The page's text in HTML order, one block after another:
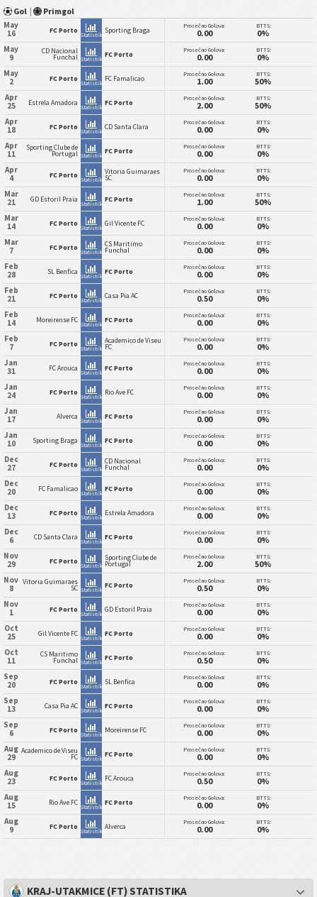
Gol | Primgol
May
16
FC Porto
Statistika
Sporting Braga Prosečno Golova:
0.00
BTTS:
0%
May
9
CD Nacional
Funchal Statistika
FC Porto Prosečno Golova:
0.00
BTTS:
0%
May
2
FC Porto
Statistika
FC Famalicao Prosečno Golova:
1.00
BTTS:
50%
Apr
25
Estrela Amadora
Statistika
FC Porto Prosečno Golova:
2.00
BTTS:
50%
Apr
18
FC Porto
Statistika
CD Santa Clara Prosečno Golova:
0.00
BTTS:
0%
Apr
11
Sporting Clube de
Portugal Statistika
FC Porto Prosečno Golova:
0.00
BTTS:
0%
Apr
4
FC Porto
Statistika
Vitoria Guimaraes
SC
Prosečno Golova:
0.00
BTTS:
0%
Mar
21
GD Estoril Praia
Statistika
FC Porto Prosečno Golova:
1.00
BTTS:
50%
Mar
14
FC Porto
Statistika
Gil Vicente FC Prosečno Golova:
0.00
BTTS:
0%
Mar
7
FC Porto
Statistika
CS Maritimo
Funchal
Prosečno Golova:
0.00
BTTS:
0%
Feb
28
SL Benfica
Statistika
FC Porto Prosečno Golova:
0.00
BTTS:
0%
Feb
21
FC Porto
Statistika
Casa Pia AC Prosečno Golova:
0.50
BTTS:
0%
Feb
14
Moreirense FC
Statistika
FC Porto Prosečno Golova:
0.00
BTTS:
0%
Feb
7
FC Porto
Statistika
Academico de Viseu
FC
Prosečno Golova:
0.00
BTTS:
0%
Jan
31
FC Arouca
Statistika
FC Porto Prosečno Golova:
0.00
BTTS:
0%
Jan
24
FC Porto
Statistika
Rio Ave FC Prosečno Golova:
0.00
BTTS:
0%
Jan
17
Alverca
Statistika
FC Porto Prosečno Golova:
0.00
BTTS:
0%
Jan
10
Sporting Braga
Statistika
FC Porto Prosečno Golova:
0.00
BTTS:
0%
Dec
27
FC Porto
Statistika
CD Nacional
Funchal
Prosečno Golova:
0.00
BTTS:
0%
Dec
20
FC Famalicao
Statistika
FC Porto Prosečno Golova:
0.00
BTTS:
0%
Dec
13
FC Porto
Statistika
Estrela Amadora Prosečno Golova:
0.00
BTTS:
0%
Dec
6
CD Santa Clara
Statistika
FC Porto Prosečno Golova:
0.00
BTTS:
0%
Nov
29
FC Porto
Statistika
Sporting Clube de
Portugal
Prosečno Golova:
2.00
BTTS:
50%
Nov
8
Vitoria Guimaraes
SC Statistika
FC Porto Prosečno Golova:
0.50
BTTS:
0%
Nov
1
FC Porto
Statistika
GD Estoril Praia Prosečno Golova:
0.00
BTTS:
0%
Oct
25
Gil Vicente FC
Statistika
FC Porto Prosečno Golova:
0.00
BTTS:
0%
Oct
11
CS Maritimo
Funchal Statistika
FC Porto Prosečno Golova:
0.50
BTTS:
0%
Sep
20
FC Porto
Statistika
SL Benfica Prosečno Golova:
0.00
BTTS:
0%
Sep
13
Casa Pia AC
Statistika
FC Porto Prosečno Golova:
0.00
BTTS:
0%
Sep
6
FC Porto
Statistika
Moreirense FC Prosečno Golova:
0.00
BTTS:
0%
Aug
29
Academico de Viseu
FC Statistika
FC Porto Prosečno Golova:
0.00
BTTS:
0%
Aug
23
FC Porto
Statistika
FC Arouca Prosečno Golova:
0.50
BTTS:
0%
Aug
15
Rio Ave FC
Statistika
FC Porto Prosečno Golova:
0.00
BTTS:
0%
Aug
9
FC Porto
Statistika
Alverca Prosečno Golova:
0.00
BTTS:
0%
KRAJ-UTAKMICE (FT) STATISTIKA